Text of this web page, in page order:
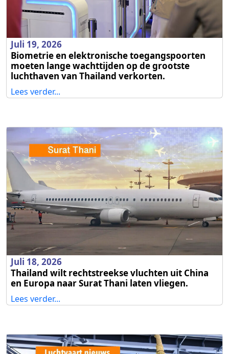
Juli 19, 2026
Biometrie en elektronische toegangspoorten
moeten lange wachttijden op de grootste
luchthaven van Thailand verkorten.
Lees verder...
Juli 18, 2026
Thailand wilt rechtstreekse vluchten uit China
en Europa naar Surat Thani laten vliegen.
Lees verder...